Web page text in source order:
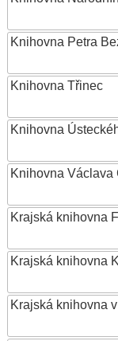
Knihovna Petra
Knihovna Třinec
Knihovna
Knihovna Václava
Krajská knihovna
Krajská knihovna
Krajská knihovna